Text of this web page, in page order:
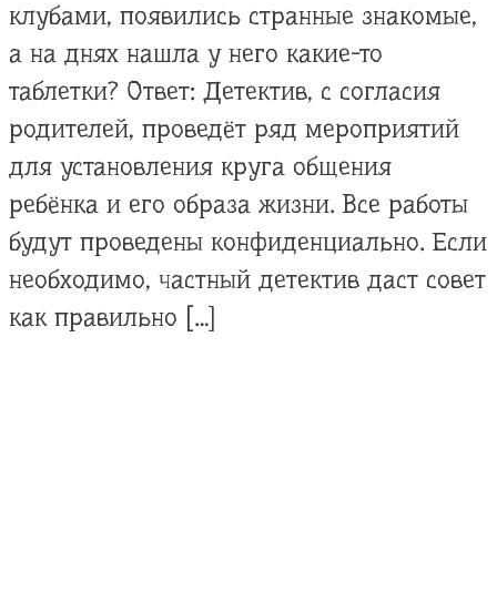
клубами, появились странные знакомые,
а на днях нашла у него какие-то
таблетки? Ответ: Детектив, с согласия
родителей, проведёт ряд мероприятий
для установления круга общения
ребёнка и его образа жизни. Все работы
будут проведены конфиденциально. Если
необходимо, частный детектив даст совет
как правильно […]